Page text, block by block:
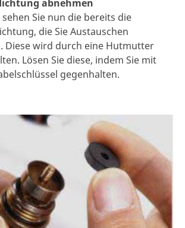
abnehmen
Sie nun die bereits die
die Sie Austauschen
Diese wird durch eine Hutmutter
Lösen Sie diese, indem Sie mit
gegenhalten.